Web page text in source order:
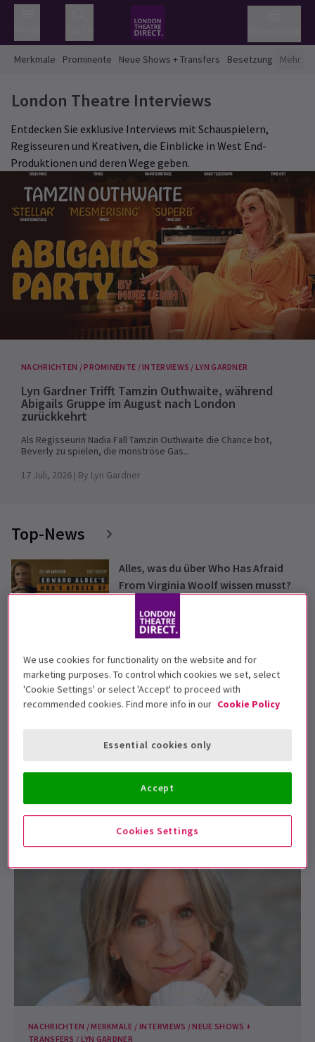
Merkmale Prominente Neue Shows + Transfers Besetzung Mehr
London Theatre Interviews
Entdecken Sie exklusive Interviews mit Schauspielern,
Regisseuren und Kreativen, die Einblicke in West End-
Produktionen und deren Wege geben.
NACHRICHTEN / PROMINENTE / INTERVIEWS / LYN GARDNER
Lyn Gardner Trifft Tamzin Outhwaite, während
Abigails Gruppe im August nach London
zurückkehrt
Als Regisseurin Nadia Fall Tamzin Outhwaite die Chance bot,
Beverly zu spielen, die monströse Gas...
17 Juli, 2026 | By Lyn Gardner
Top-News
Alles, was du über Who Has Afraid
From Virginia Woolf wissen musst?
6 August 2026
Die Zusammenfassung von Death
Note: Das Musical im Barbican
Was macht Operation Mincemeat zu
einem der besten Musicals im West
End?
5 August 2026
NACHRICHTEN / MERKMALE / INTERVIEWS / NEUE SHOWS +
TRANSFERS / LYN GARDNER
We use cookies for functionality on the website and for
marketing purposes. To control which cookies we set, select
'Cookie Settings' or select 'Accept' to proceed with
recommended cookies. Find more info in our Cookie Policy
Cookies Settings
Essential cookies only
Accept